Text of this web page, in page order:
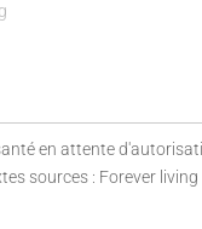
en attente
sources : Forever